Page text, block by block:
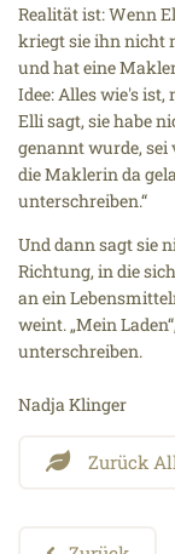
Realität ist: Wenn
kriegt sie ihn nicht
und hat eine
Idee: Alles wie's
Elli sagt, sie habe
genannt wurde, sei
die Maklerin da
unterschreiben.“
Und dann sagt sie
Richtung, in die
an ein
weint. „Mein
unterschreiben.
Nadja Klinger
Zurück